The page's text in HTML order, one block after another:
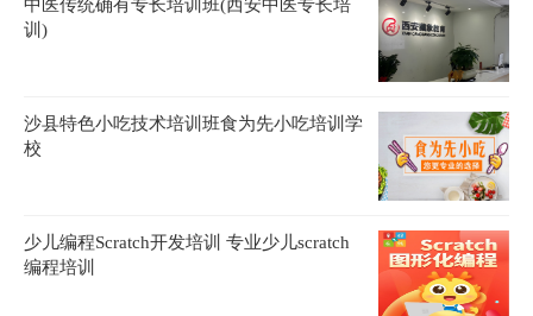
中医传统确有专长培训班(西安中医专长培
训)
沙县特色小吃技术培训班食为先小吃培训学
校
少儿编程Scratch开发培训 专业少儿scratch
编程培训